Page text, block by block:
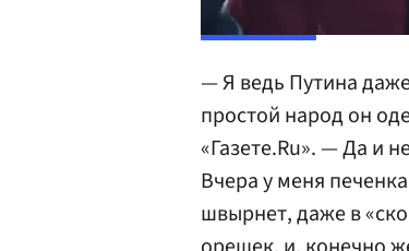
— Я ведь Путина
простой народ он
«Газете.Ru». — Да и
Вчера у меня
швырнет, даже в